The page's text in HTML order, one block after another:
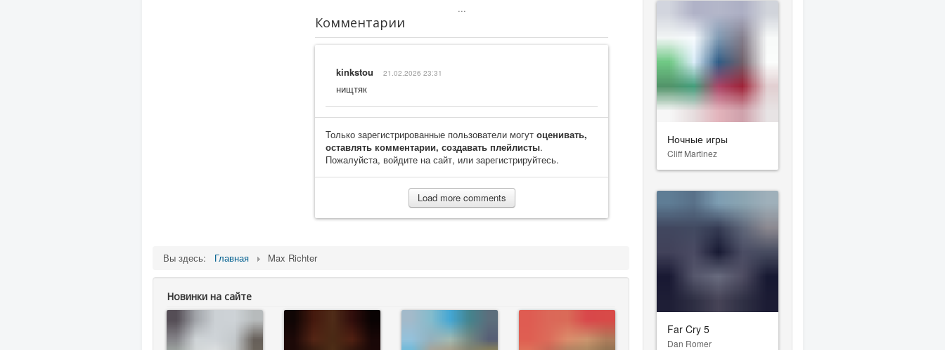
...
Комментарии
kinkstou 21.02.2026 23:31
нищтяк
Только зарегистрированные пользователи могутоценивать,
оставлять комментарии, создавать плейлисты.
Пожалуйста, войдите на сайт, или зарегистрируйтесь.
Load more comments
Вы здесь: Главная Max Richter
Новинки на сайте
Ночные игры
Cliff Martinez
Far Cry 5
Dan Romer